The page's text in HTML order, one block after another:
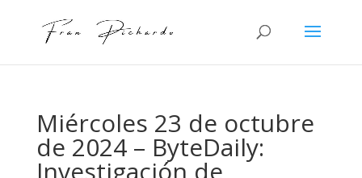
Miércoles 23 de octubre
de 2024 – ByteDaily:
Investigación de